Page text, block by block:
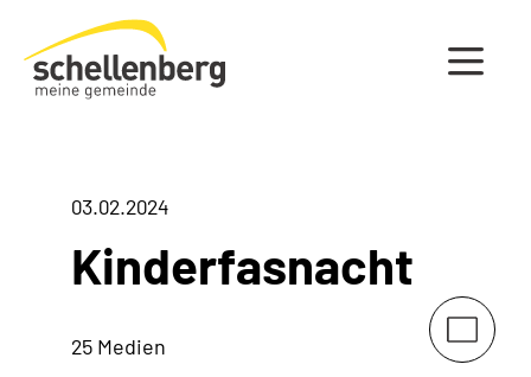
Gemeinde Schellenberg Startseite
03.02.2024
Kinderfasnacht
25 Medien